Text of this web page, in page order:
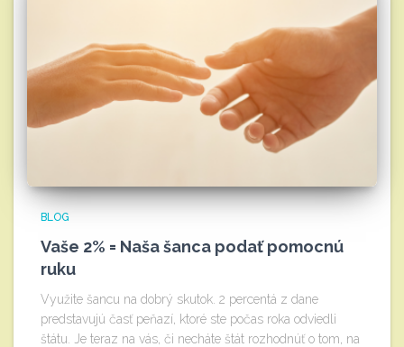
BLOG
Vaše 2% = Naša šanca podať pomocnú
ruku
Využite šancu na dobrý skutok. 2 percentá z dane
predstavujú časť peňazí, ktoré ste počas roka odviedli
štátu. Je teraz na vás, či necháte štát rozhodnúť o tom, na